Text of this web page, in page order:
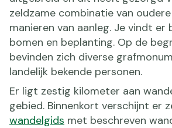
zeldzame combinatie van
manieren van aanleg. Je vindt er
bomen en beplanting. Op de
bevinden zich diverse
landelijk bekende personen.
Er ligt zestig kilometer aan
gebied. Binnenkort verschijnt er
wandelgids met beschreven